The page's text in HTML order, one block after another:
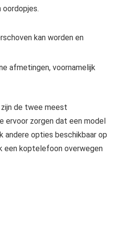
oordopjes.
kan worden en
afmetingen, voornamelijk
de twee meest
ervoor zorgen dat een model
andere opties beschikbaar op
een koptelefoon overwegen